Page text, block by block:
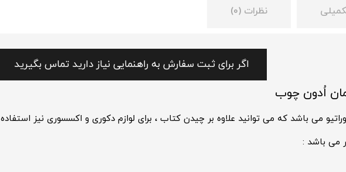
نظرات (0)
اگر برای ثبت سفارش به راهنمایی نیاز دارید تماس بگیرید
اُدون چوب
می باشد که می توانید علاوه بر چیدن کتاب ، برای لوازم دکوری و اکسسوری نیز استفاده
می باشد :